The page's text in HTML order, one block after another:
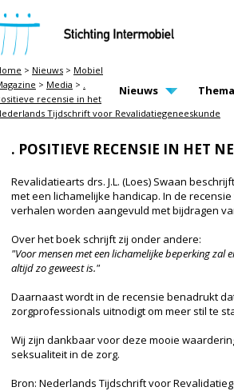
STICHTING INTERMOBIEL
MAIN PAGE
Nieuws
> Nieuws > Mobiel
> Media > .
recensie in het
Tijdschrift voor Revalidatiegeneeskunde
. POSITIEVE RECENSIE IN HET
Revalidatiearts drs. J.L. (Loes) Swaan
met een lichamelijke handicap. In de
verhalen worden aangevuld met bijdragen
Over het boek schrijft zij onder andere:
"Voor mensen met een lichamelijke beperking zal
altijd zo geweest is."
Daarnaast wordt in de recensie benadrukt
zorgprofessionals uitnodigt om meer stil te
Wij zijn dankbaar voor deze mooie
seksualiteit in de zorg.
Bron: Nederlands Tijdschrift voor